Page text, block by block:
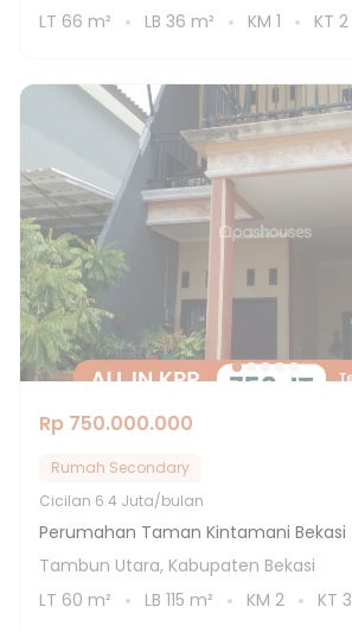
LT 66 m² LB 36 m² KM 1 KT 2
Rp 750.000.000
Rumah Secondary
Cicilan 6.4 Juta/bulan
Perumahan Taman Kintamani Bekasi
Tambun Utara, Kabupaten Bekasi
LT 60 m² LB 115 m² KM 2 KT 3